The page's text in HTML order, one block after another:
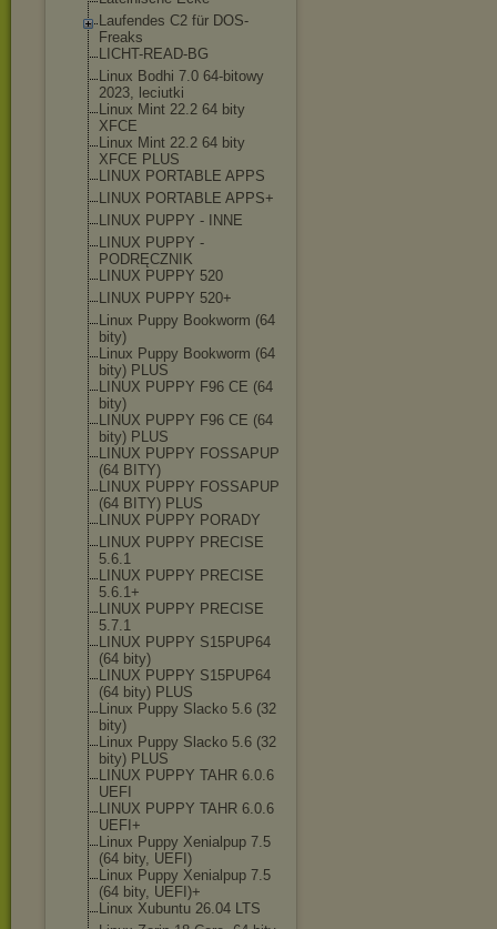
Laufendes C2 für DOS-
Freaks
LICHT-READ-BG
Linux Bodhi 7.0 64-bitowy
2023, leciutki
Linux Mint 22.2 64 bity
XFCE
Linux Mint 22.2 64 bity
XFCE PLUS
LINUX PORTABLE APPS
LINUX PORTABLE APPS+
LINUX PUPPY - INNE
LINUX PUPPY -
PODRĘCZNIK
LINUX PUPPY 520
LINUX PUPPY 520+
Linux Puppy Bookworm (64
bity)
Linux Puppy Bookworm (64
bity) PLUS
LINUX PUPPY F96 CE (64
bity)
LINUX PUPPY F96 CE (64
bity) PLUS
LINUX PUPPY FOSSAPUP
(64 BITY)
LINUX PUPPY FOSSAPUP
(64 BITY) PLUS
LINUX PUPPY PORADY
LINUX PUPPY PRECISE
5.6.1
LINUX PUPPY PRECISE
5.6.1+
LINUX PUPPY PRECISE
5.7.1
LINUX PUPPY S15PUP64
(64 bity)
LINUX PUPPY S15PUP64
(64 bity) PLUS
Linux Puppy Slacko 5.6 (32
bity)
Linux Puppy Slacko 5.6 (32
bity) PLUS
LINUX PUPPY TAHR 6.0.6
UEFI
LINUX PUPPY TAHR 6.0.6
UEFI+
Linux Puppy Xenialpup 7.5
(64 bity, UEFI)
Linux Puppy Xenialpup 7.5
(64 bity, UEFI)+
Linux Xubuntu 26.04 LTS